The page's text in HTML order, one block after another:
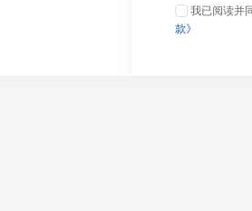
我已阅读并
款》